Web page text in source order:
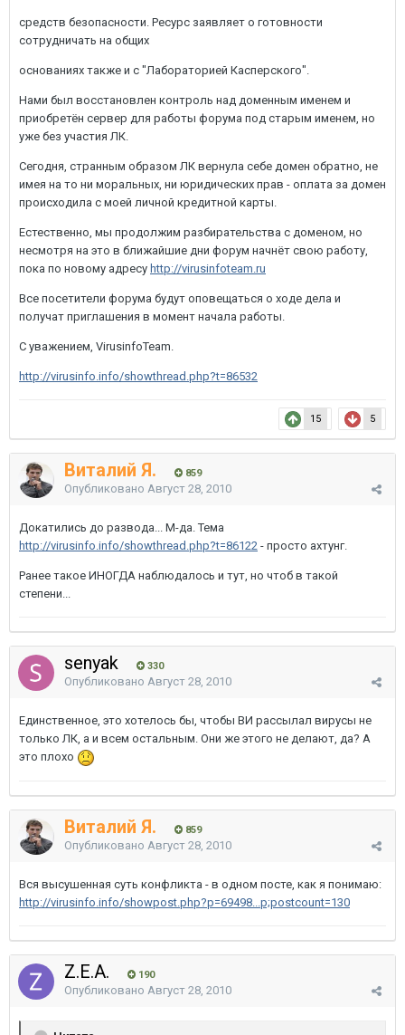
средств безопасности. Ресурс заявляет о готовности
сотрудничать на общих
основаниях также и с "Лабораторией Касперского".
Нами был восстановлен контроль над доменным именем и
приобретён сервер для работы форума под старым именем, но
уже без участия ЛК.
Сегодня, странным образом ЛК вернула себе домен обратно, не
имея на то ни моральных, ни юридических прав - оплата за домен
происходила с моей личной кредитной карты.
Естественно, мы продолжим разбирательства с доменом, но
несмотря на это в ближайшие дни форум начнёт свою работу,
пока по новому адресу http://virusinfoteam.ru
Все посетители форума будут оповещаться о ходе дела и
получат приглашения в момент начала работы.
С уважением, VirusinfoTeam.
http://virusinfo.info/showthread.php?t=86532
15 5
Виталий Я. 859
Опубликовано Август 28, 2010
Докатились до развода... М-да. Тема
http://virusinfo.info/showthread.php?t=86122 - просто ахтунг.
Ранее такое ИНОГДА наблюдалось и тут, но чтоб в такой
степени...
senyak 330
Опубликовано Август 28, 2010
Единственное, это хотелось бы, чтобы ВИ рассылал вирусы не
только ЛК, а и всем остальным. Они же этого не делают, да? А
это плохо
Виталий Я. 859
Опубликовано Август 28, 2010
Вся высушенная суть конфликта - в одном посте, как я понимаю:
http://virusinfo.info/showpost.php?p=69498...p;postcount=130
Z.E.A. 190
Опубликовано Август 28, 2010